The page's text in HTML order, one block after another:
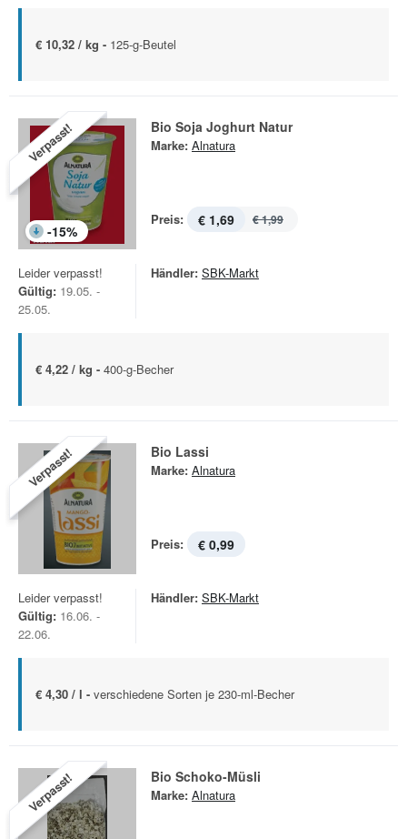
€ 10,32 / kg - 125-g-Beutel
Verpasst!
-15%
Bio Soja Joghurt Natur
Marke: Alnatura
Preis: € 1,69 € 1,99
Leider verpasst!
Gültig: 19.05. -
25.05.
Händler: SBK-Markt
€ 4,22 / kg - 400-g-Becher
Verpasst! Bio Lassi
Marke: Alnatura
Preis: € 0,99
Leider verpasst!
Gültig: 16.06. -
22.06.
Händler: SBK-Markt
€ 4,30 / l - verschiedene Sorten je 230-ml-Becher
Verpasst! Bio Schoko-Müsli
Marke: Alnatura